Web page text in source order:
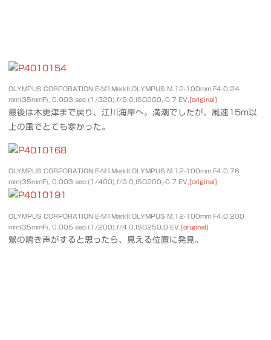
OLYMPUS CORPORATION E-M1MarkII,OLYMPUS M.12-100mm F4.0,24
mm(35mmF), 0.003 sec (1/320),f/9.0,ISO200,-0.7 EV, [original]
最後は木更津まで戻り、江川海岸へ。満潮でしたが、風速15m以
上の風でとても寒かった。
OLYMPUS CORPORATION E-M1MarkII,OLYMPUS M.12-100mm F4.0,76
mm(35mmF), 0.003 sec (1/400),f/9.0,ISO200,-0.7 EV, [original]
OLYMPUS CORPORATION E-M1MarkII,OLYMPUS M.12-100mm F4.0,200
mm(35mmF), 0.005 sec (1/200),f/4.0,ISO250,0 EV, [original]
鶯の鳴き声がすると思ったら、見える位置に発見。